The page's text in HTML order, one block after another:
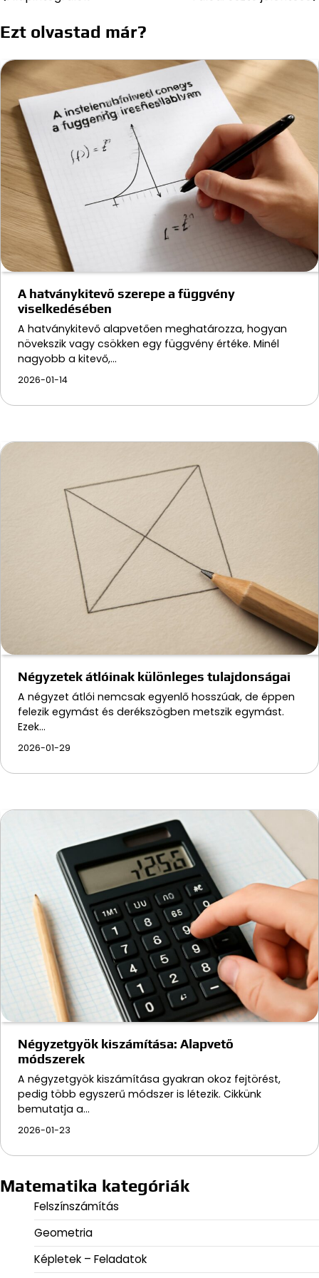
navigáció
Ezt olvastad már?
A hatványkitevő szerepe a függvény
viselkedésében
A hatványkitevő alapvetően meghatározza, hogyan
növekszik vagy csökken egy függvény értéke. Minél
nagyobb a kitevő,…
2026-01-14
Négyzetek átlóinak különleges tulajdonságai
A négyzet átlói nemcsak egyenlő hosszúak, de éppen
felezik egymást és derékszögben metszik egymást.
Ezek…
2026-01-29
Négyzetgyök kiszámítása: Alapvető
módszerek
A négyzetgyök kiszámítása gyakran okoz fejtörést,
pedig több egyszerű módszer is létezik. Cikkünk
bemutatja a…
2026-01-23
Matematika kategóriák
Felszínszámítás
Geometria
Képletek – Feladatok